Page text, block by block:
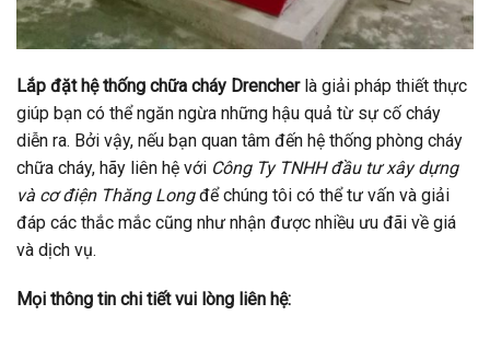
Lắp đặt hệ thống chữa cháy Drencherlà giải pháp thiết thực
giúp bạn có thể ngăn ngừa những hậu quả từ sự cố cháy
diễn ra. Bởi vậy, nếu bạn quan tâm đến hệ thống phòng cháy
chữa cháy, hãy liên hệ với Công Ty TNHH đầu tư xây dựng
và cơ điện Thăng Longđể chúng tôi có thể tư vấn và giải
đáp các thắc mắc cũng như nhận được nhiều ưu đãi về giá
và dịch vụ.
Mọi thông tin chi tiết vui lòng liên hệ: